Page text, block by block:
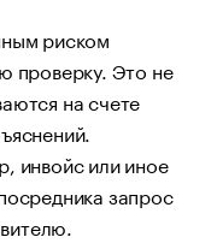
риском
проверку. Это не
на счете
инвойс или иное
запрос